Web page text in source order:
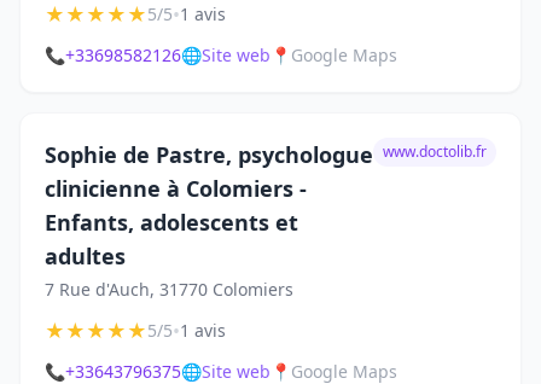
★★★★★5/5•1 avis
📞+33698582126🌐Site web 📍 Google Maps
Sophie de Pastre, psychologue
clinicienne à Colomiers -
Enfants, adolescents et
adultes
7 Rue d'Auch, 31770 Colomiers
www.doctolib.fr
★★★★★5/5•1 avis
📞+33643796375🌐Site web 📍 Google Maps